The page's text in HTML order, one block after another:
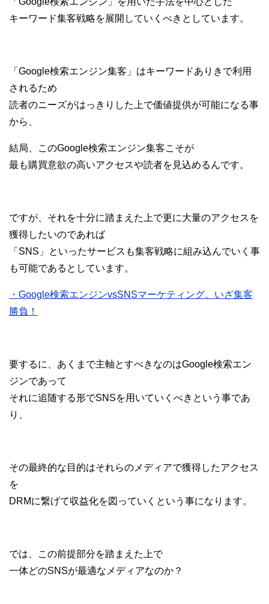
キーワード集客戦略を展開していくべきとしています。
「Google検索エンジン集客」はキーワードありきで利用
されるため
読者のニーズがはっきりした上で価値提供が可能になる事
から、
結局、このGoogle検索エンジン集客こそが
最も購買意欲の高いアクセスや読者を見込めるんです。
ですが、それを十分に踏まえた上で更に大量のアクセスを
獲得したいのであれば
「SNS」といったサービスも集客戦略に組み込んでいく事
も可能であるとしています。
・Google検索エンジンvsSNSマーケティング。いざ集客
勝負！
要するに、あくまで主軸とすべきなのはGoogle検索エン
ジンであって
それに追随する形でSNSを用いていくべきという事であ
り、
その最終的な目的はそれらのメディアで獲得したアクセス
を
DRMに繋げて収益化を図っていくという事になります。
では、この前提部分を踏まえた上で
一体どのSNSが最適なメディアなのか？